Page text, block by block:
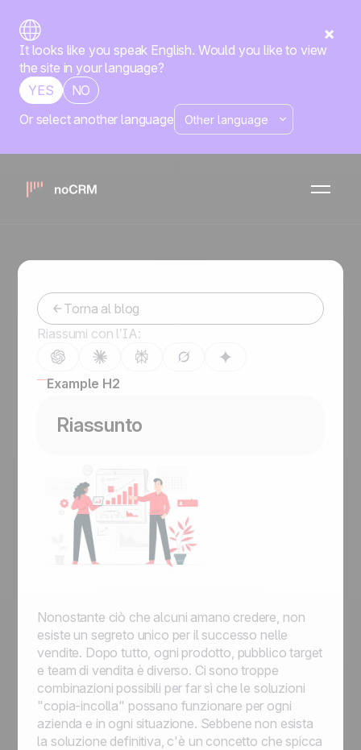
It looks like you speak English. Would you like to view
the site in your language?
YES
NO
Or select another language
Piano Commerciale: Guida
Definitiva per la sua
Torna al blog
Riassumi con l’IA:
Example H2
Riassunto
Nonostante ciò che alcuni amano credere, non
esiste un segreto unico per il successo nelle
vendite. Dopo tutto, ogni prodotto, pubblico target
e team di vendita è diverso. Ci sono troppe
combinazioni possibili per far sì che le soluzioni
"copia-incolla" possano funzionare per ogni
azienda e in ogni situazione. Sebbene non esista
la soluzione definitiva, c'è un concetto che spicca